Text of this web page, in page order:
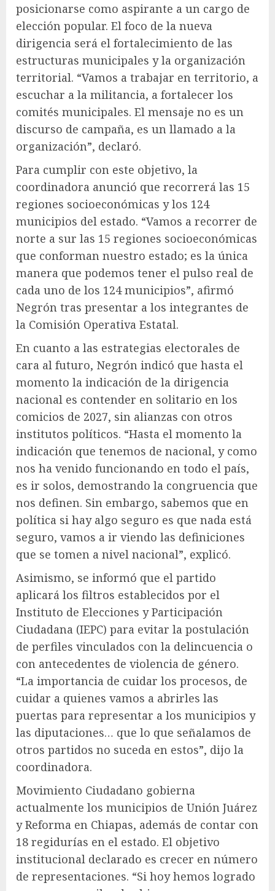
posicionarse como aspirante a un cargo de
elección popular. El foco de la nueva
dirigencia será el fortalecimiento de las
estructuras municipales y la organización
territorial. “Vamos a trabajar en territorio, a
escuchar a la militancia, a fortalecer los
comités municipales. El mensaje no es un
discurso de campaña, es un llamado a la
organización”, declaró.
Para cumplir con este objetivo, la
coordinadora anunció que recorrerá las 15
regiones socioeconómicas y los 124
municipios del estado. “Vamos a recorrer de
norte a sur las 15 regiones socioeconómicas
que conforman nuestro estado; es la única
manera que podemos tener el pulso real de
cada uno de los 124 municipios”, afirmó
Negrón tras presentar a los integrantes de
la Comisión Operativa Estatal.
En cuanto a las estrategias electorales de
cara al futuro, Negrón indicó que hasta el
momento la indicación de la dirigencia
nacional es contender en solitario en los
comicios de 2027, sin alianzas con otros
institutos políticos. “Hasta el momento la
indicación que tenemos de nacional, y como
nos ha venido funcionando en todo el país,
es ir solos, demostrando la congruencia que
nos definen. Sin embargo, sabemos que en
política si hay algo seguro es que nada está
seguro, vamos a ir viendo las definiciones
que se tomen a nivel nacional”, explicó.
Asimismo, se informó que el partido
aplicará los filtros establecidos por el
Instituto de Elecciones y Participación
Ciudadana (IEPC) para evitar la postulación
de perfiles vinculados con la delincuencia o
con antecedentes de violencia de género.
“La importancia de cuidar los procesos, de
cuidar a quienes vamos a abrirles las
puertas para representar a los municipios y
las diputaciones… que lo que señalamos de
otros partidos no suceda en estos”, dijo la
coordinadora.
Movimiento Ciudadano gobierna
actualmente los municipios de Unión Juárez
y Reforma en Chiapas, además de contar con
18 regidurías en el estado. El objetivo
institucional declarado es crecer en número
de representaciones. “Si hoy hemos logrado